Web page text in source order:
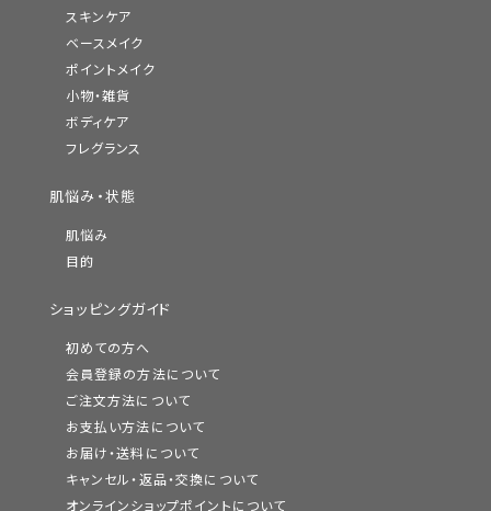
スキンケア
ベースメイク
ポイントメイク
小物・雑貨
ボディケア
フレグランス
肌悩み・状態
肌悩み
目的
ショッピングガイド
初めての方へ
会員登録の方法について
ご注文方法について
お支払い方法について
お届け・送料について
キャンセル・返品・交換について
オンラインショップポイントについて